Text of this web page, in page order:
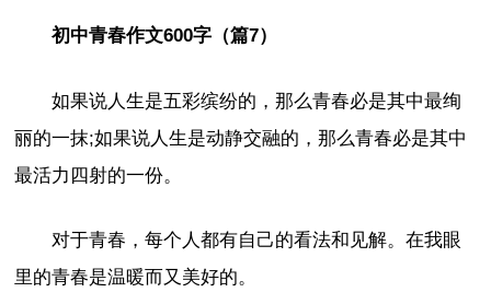
初中青春作文600字（篇7）
如果说人生是五彩缤纷的，那么青春必是其中最绚
丽的一抹;如果说人生是动静交融的，那么青春必是其中
最活力四射的一份。
对于青春，每个人都有自己的看法和见解。在我眼
里的青春是温暖而又美好的。